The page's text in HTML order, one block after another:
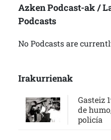
Azken Podcast-ak /
Podcasts
No Podcasts are
Irakurrienak
Gasteiz
de
policía